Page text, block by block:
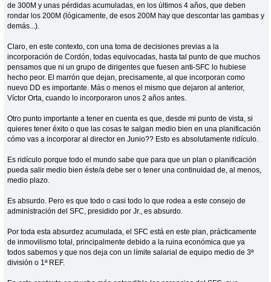
de 300M y unas pérdidas acumuladas, en los últimos 4 años, que deben
rondar los 200M (lógicamente, de esos 200M hay que descontar las gambas y
demás...).
Claro, en este contexto, con una toma de decisiones previas a la
incorporación de Cordón, todas equivocadas, hasta tal punto de que muchos
pensamos que ni un grupo de dirigentes que fuesen anti-SFC lo hubiese
hecho peor. El marrón que dejan, precisamente, al que incorporan como
nuevo DD es importante. Más o menos el mismo que dejaron al anterior,
Víctor Orta, cuando lo incorporaron unos 2 años antes.
Otro punto importante a tener en cuenta es que, desde mi punto de vista, si
quieres tener éxito o que las cosas te salgan medio bien en una planificación
cómo vas a incorporar al director en Junio?? Esto es absolutamente ridículo.
Es ridículo porque todo el mundo sabe que para que un plan o planificación
pueda salir medio bien éste/a debe ser o tener una continuidad de, al menos,
medio plazo.
Es absurdo. Pero es que todo o casi todo lo que rodea a este consejo de
administración del SFC, presidido por Jr., es absurdo.
Por toda esta absurdez acumulada, el SFC está en este plan, prácticamente
de inmovilismo total, principalmente debido a la ruina económica que ya
todos sabemos y que nos deja con un límite salarial de equipo medio de 3ª
división o 1ª REF.